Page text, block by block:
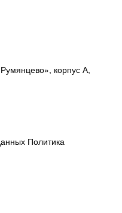
корпус А,
Политика